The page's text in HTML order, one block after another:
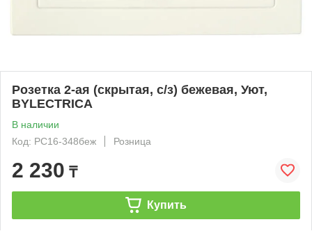
Розетка 2-ая (скрытая, с/з) бежевая, Уют,
BYLECTRICA
В наличии
Код: РС16-348беж
Розница
2 230 ₸
Купить